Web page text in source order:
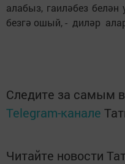
алабыз, гаиләбез
безгә ошый, - диләр
Следите за самым
Telegram-канале
Читайте новости